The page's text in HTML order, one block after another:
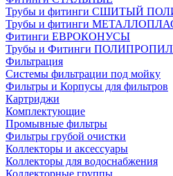
Трубы и фитинги СШИТЫЙ
Трубы и фитинги
Фитинги ЕВРОКОНУСЫ
Трубы и Фитинги
Фильтрация
Системы фильтрации под мойку
Фильтры и Корпусы для фильтров
Картриджи
Комплектующие
Промывные фильтры
Фильтры грубой очистки
Коллекторы и аксессуары
Коллекторы для водоснабжения
Коллекторные группы